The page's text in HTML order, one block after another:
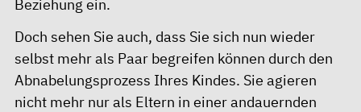
Beziehung ein.
Doch sehen Sie auch, dass Sie sich nun wieder
selbst mehr als Paar begreifen können durch den
Abnabelungsprozess Ihres Kindes. Sie agieren
nicht mehr nur als Eltern in einer andauernden